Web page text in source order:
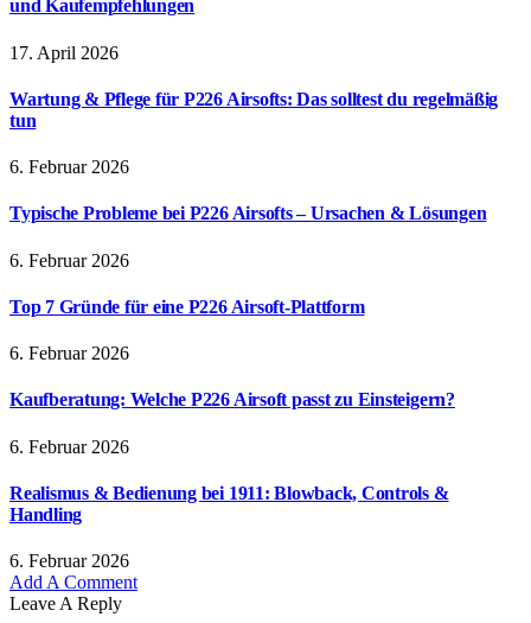
und Kaufempfehlungen
17. April 2026
Wartung & Pflege für P226 Airsofts: Das solltest du regelmäßig
tun
6. Februar 2026
Typische Probleme bei P226 Airsofts – Ursachen & Lösungen
6. Februar 2026
Top 7 Gründe für eine P226 Airsoft-Plattform
6. Februar 2026
Kaufberatung: Welche P226 Airsoft passt zu Einsteigern?
6. Februar 2026
Realismus & Bedienung bei 1911: Blowback, Controls &
Handling
6. Februar 2026
Add A Comment
Leave A Reply